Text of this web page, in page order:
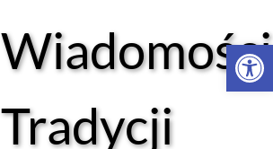
Wiadomości
Tradycji